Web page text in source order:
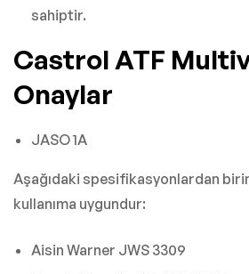
sahiptir.
Castrol ATF
Onaylar
JASO 1A
Aşağıdaki spesifikasyonlardan
kullanıma uygundur:
Aisin Warner JWS 3309